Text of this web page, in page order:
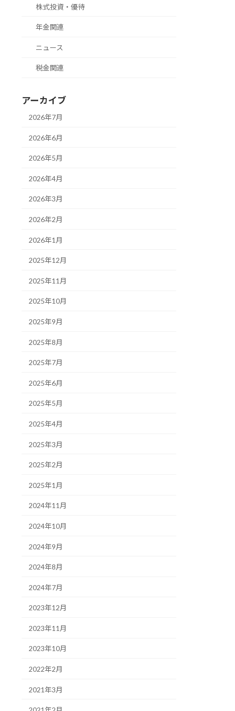
株式投資・優待
年金関連
ニュース
税金関連
アーカイブ
2026年7月
2026年6月
2026年5月
2026年4月
2026年3月
2026年2月
2026年1月
2025年12月
2025年11月
2025年10月
2025年9月
2025年8月
2025年7月
2025年6月
2025年5月
2025年4月
2025年3月
2025年2月
2025年1月
2024年11月
2024年10月
2024年9月
2024年8月
2024年7月
2023年12月
2023年11月
2023年10月
2022年2月
2021年3月